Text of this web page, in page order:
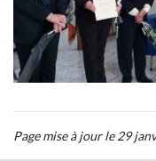
Page mise à jour le 29